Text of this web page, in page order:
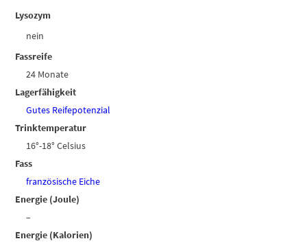
Lysozym
nein
Fassreife
24 Monate
Lagerfähigkeit
Gutes Reifepotenzial
Trinktemperatur
16°-18° Celsius
Fass
französische Eiche
Energie (Joule)
–
Energie (Kalorien)